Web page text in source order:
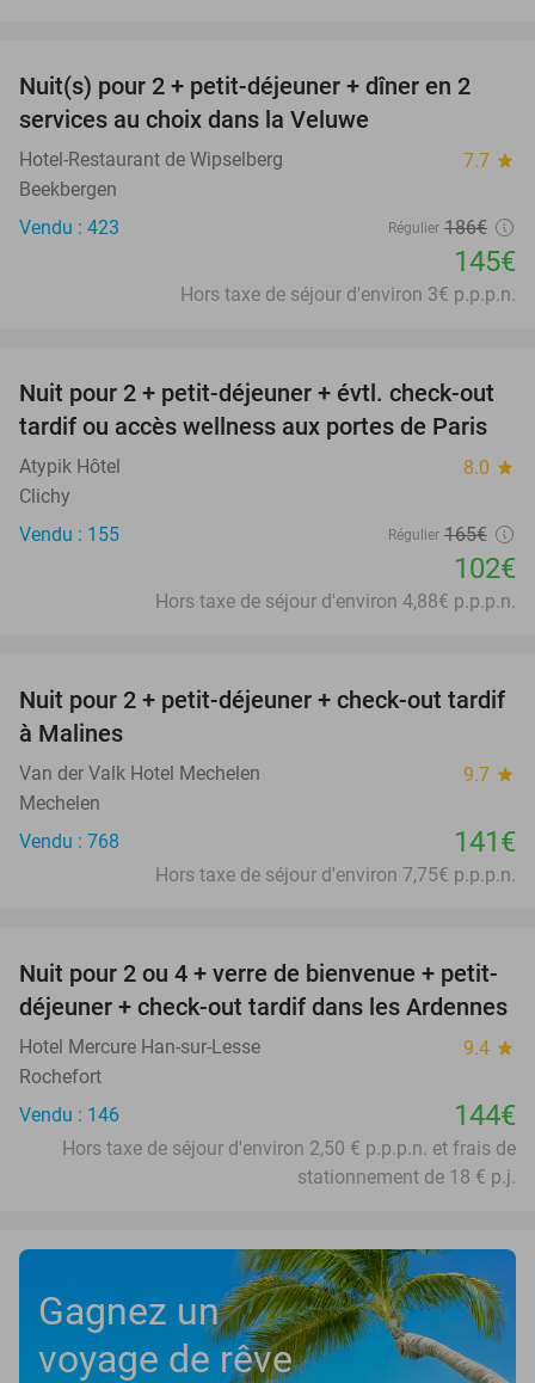
22%
Nuit(s) pour 2 + petit-déjeuner + dîner en 2
services au choix dans la Veluwe
Hotel-Restaurant de Wipselberg 7.7 star
Beekbergen
Vendu : 423
Régulier 186€
145€
Hors taxe de séjour d'environ 3€ p.p.p.n.
38%
Nuit pour 2 + petit-déjeuner + évtl. check-out
tardif ou accès wellness aux portes de Paris
Atypik Hôtel 8.0 star
Clichy
Vendu : 155
Régulier 165€
102€
Hors taxe de séjour d'environ 4,88€ p.p.p.n.
Nuit pour 2 + petit-déjeuner + check-out tardif
à Malines
Van der Valk Hotel Mechelen 9.7 star
Mechelen
Vendu : 768
141€
Hors taxe de séjour d'environ 7,75€ p.p.p.n.
Nuit pour 2 ou 4 + verre de bienvenue + petit-
déjeuner + check-out tardif dans les Ardennes
Hotel Mercure Han-sur-Lesse 9.4 star
Rochefort
Vendu : 146
144€
Hors taxe de séjour d'environ 2,50 € p.p.p.n. et frais de
stationnement de 18 € p.j.
Gagnez un
voyage de rêve